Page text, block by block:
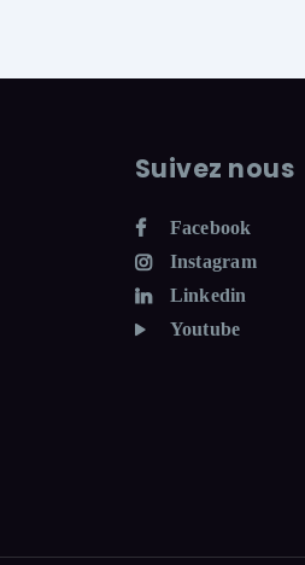
Suivez nous
Facebook
Instagram
Linkedin
Youtube